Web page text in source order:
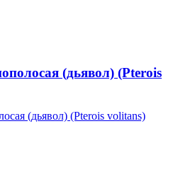
(дьявол) (Pterois